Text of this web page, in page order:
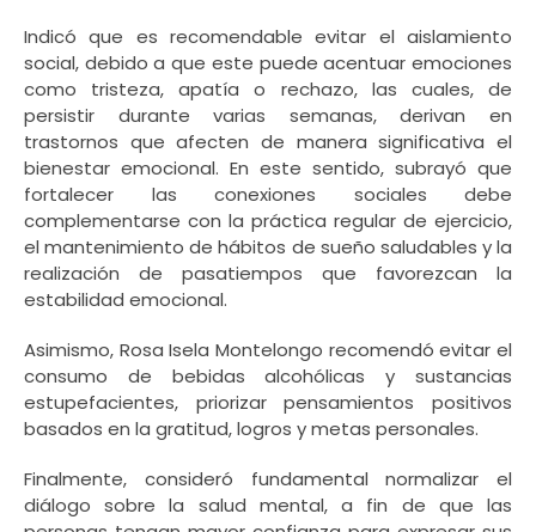
Indicó que es recomendable evitar el aislamiento
social, debido a que este puede acentuar emociones
como tristeza, apatía o rechazo, las cuales, de
persistir durante varias semanas, derivan en
trastornos que afecten de manera significativa el
bienestar emocional. En este sentido, subrayó que
fortalecer las conexiones sociales debe
complementarse con la práctica regular de ejercicio,
el mantenimiento de hábitos de sueño saludables y la
realización de pasatiempos que favorezcan la
estabilidad emocional.
Asimismo, Rosa Isela Montelongo recomendó evitar el
consumo de bebidas alcohólicas y sustancias
estupefacientes, priorizar pensamientos positivos
basados en la gratitud, logros y metas personales.
Finalmente, consideró fundamental normalizar el
diálogo sobre la salud mental, a fin de que las